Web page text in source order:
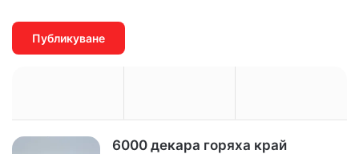
6000 декара горяха край